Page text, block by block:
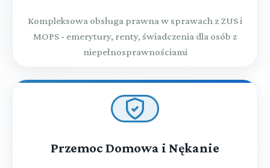
Kompleksowa obsługa prawna w sprawach z ZUS i
MOPS - emerytury, renty, świadczenia dla osób z
niepełnosprawnościami
Przemoc Domowa i Nękanie